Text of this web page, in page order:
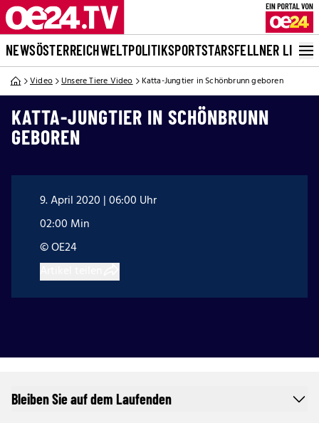
NEWSÖSTERREICHWELTPOLITIKSPORTSTARSFELLNER LIVE
Video Unsere Tiere Video Katta-Jungtier in Schönbrunn geboren
KATTA-JUNGTIER IN SCHÖNBRUNN
GEBOREN
9. April 2020 | 06:00 Uhr
02:00 Min
© OE24
Bleiben Sie auf dem Laufenden